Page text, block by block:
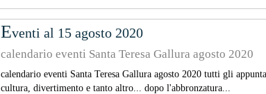
Eventi al 15 agosto 2020
calendario eventi Santa Teresa Gallura agosto 2020
calendario eventi Santa Teresa Gallura agosto 2020 tutti gli
cultura, divertimento e tanto altro... dopo l'abbronzatura...